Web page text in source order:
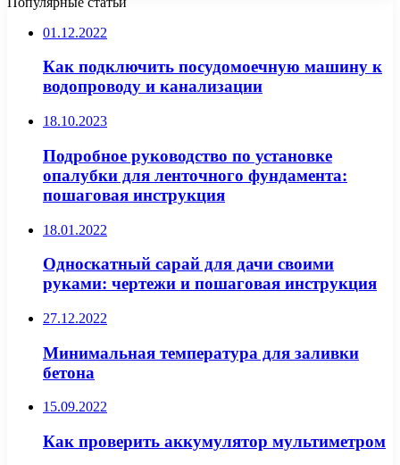
01.12.2022
Как подключить посудомоечную машину к
водопроводу и канализации
18.10.2023
Подробное руководство по установке
опалубки для ленточного фундамента:
пошаговая инструкция
18.01.2022
Односкатный сарай для дачи своими
руками: чертежи и пошаговая инструкция
27.12.2022
Минимальная температура для заливки
бетона
15.09.2022
Как проверить аккумулятор мультиметром